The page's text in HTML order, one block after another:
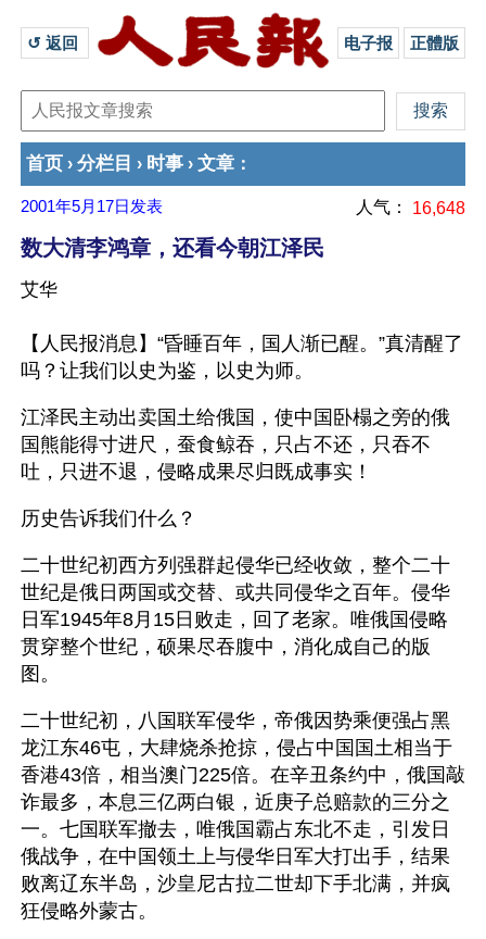
↺ 返回 电子报 正體版
首页 › 分栏目 › 时事 › 文章 ：
2001年5月17日 发表 人气： 16,648
数大清李鸿章，还看今朝江泽民
艾华
【人民报消息】“昏睡百年，国人渐已醒。”真清醒了
吗？让我们以史为鉴，以史为师。
江泽民主动出卖国土给俄国，使中国卧榻之旁的俄
国熊能得寸进尺，蚕食鲸吞，只占不还，只吞不
吐，只进不退，侵略成果尽归既成事实！
历史告诉我们什么？
二十世纪初西方列强群起侵华已经收敛，整个二十
世纪是俄日两国或交替、或共同侵华之百年。侵华
日军1945年8月15日败走，回了老家。唯俄国侵略
贯穿整个世纪，硕果尽吞腹中，消化成自己的版
图。
二十世纪初，八国联军侵华，帝俄因势乘便强占黑
龙江东46屯，大肆烧杀抢掠，侵占中国国土相当于
香港43倍，相当澳门225倍。在辛丑条约中，俄国敲
诈最多，本息三亿两白银，近庚子总赔款的三分之
一。七国联军撤去，唯俄国霸占东北不走，引发日
俄战争，在中国领土上与侵华日军大打出手，结果
败离辽东半岛，沙皇尼古拉二世却下手北满，并疯
狂侵略外蒙古。